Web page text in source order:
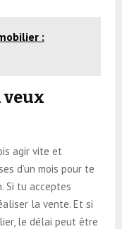
:
veux
agir vite et
d’un mois pour te
Si tu acceptes
la vente. Et si
le délai peut être